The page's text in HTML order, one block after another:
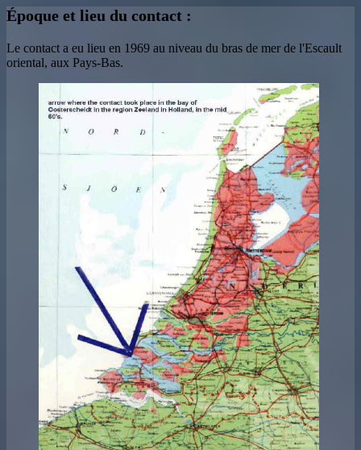
Époque et lieu du contact :
Le contact a eu lieu en 1969 au niveau du bras de mer de l'Escault
oriental, aux Pays-Bas.